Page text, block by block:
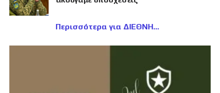
Περισσότερα για ΔΙΕΘΝΗ